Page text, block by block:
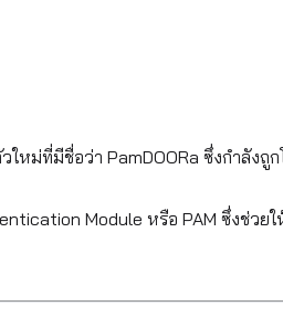
ใหม่ที่มีชื่อว่า PamDOORa ซึ่งกำลั
Module หรือ PAM ซึ่งช่วยใ